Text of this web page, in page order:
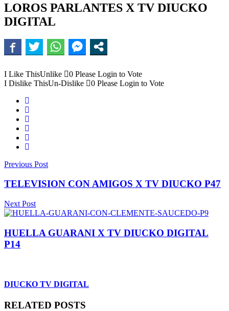
LOROS PARLANTES X TV DIUCKO
DIGITAL
I Like ThisUnlike 0 Please Login to Vote
I Dislike ThisUn-Dislike 0 Please Login to Vote
Previous Post
TELEVISION CON AMIGOS X TV DIUCKO P47
Next Post
HUELLA GUARANI X TV DIUCKO DIGITAL
P14
DIUCKO TV DIGITAL
RELATED POSTS